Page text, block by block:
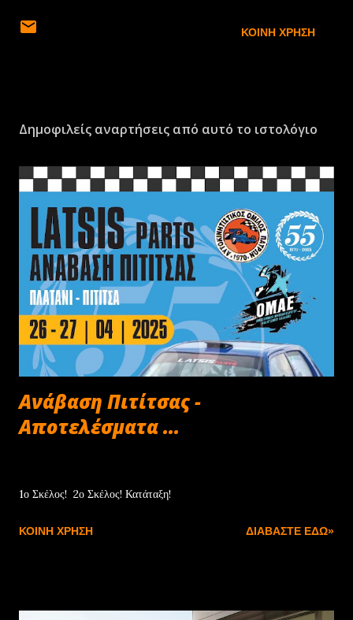
ΚΟΙΝΉ ΧΡΉΣΗ
Δημοφιλείς αναρτήσεις από αυτό το ιστολόγιο
Ανάβαση Πιτίτσας -
Αποτελέσματα ...
1ο Σκέλος! 2ο Σκέλος! Κατάταξη!
ΚΟΙΝΉ ΧΡΉΣΗ ΔΙΑΒΆΣΤΕ ΕΔΏ»